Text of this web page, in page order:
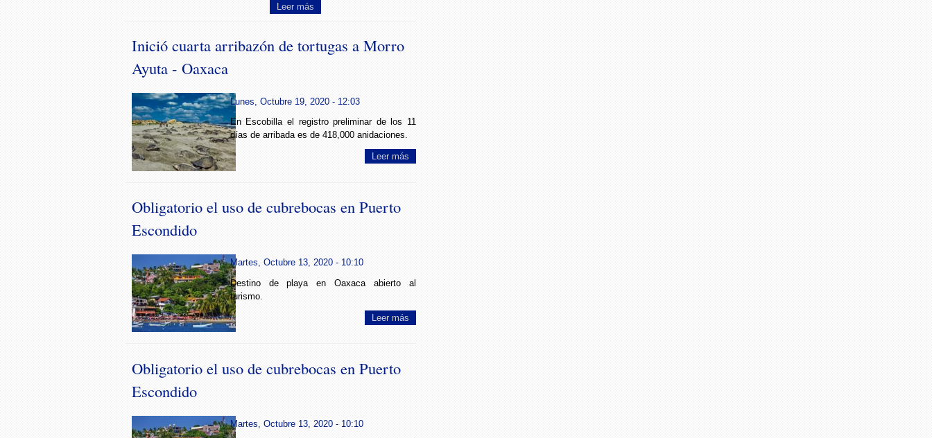
Leer más
Inició cuarta arribazón de tortugas a Morro
Ayuta - Oaxaca
Lunes, Octubre 19, 2020 - 12:03
En Escobilla el registro preliminar de los 11
días de arribada es de 418,000 anidaciones.
Leer más
Obligatorio el uso de cubrebocas en Puerto
Escondido
Martes, Octubre 13, 2020 - 10:10
Destino de playa en Oaxaca abierto al
turismo.
Leer más
Obligatorio el uso de cubrebocas en Puerto
Escondido
Martes, Octubre 13, 2020 - 10:10